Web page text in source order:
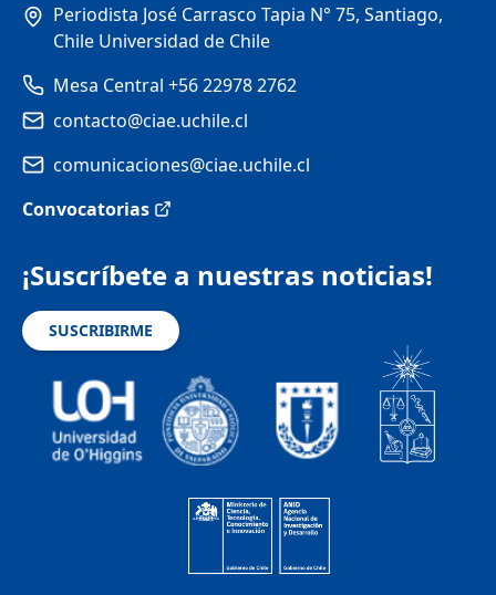
Periodista José Carrasco Tapia N° 75, Santiago,
Chile Universidad de Chile
Mesa Central +56 22978 2762
contacto@ciae.uchile.cl
comunicaciones@ciae.uchile.cl
Convocatorias
¡Suscríbete a nuestras noticias!
SUSCRIBIRME